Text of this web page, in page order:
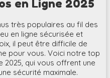
en Ligne 2025
très populaires au fil des
en ligne sécurisée et
il peut être difficile de
pour vous. Voici notre top
2025, qui vous offrent une
sécurité maximale.